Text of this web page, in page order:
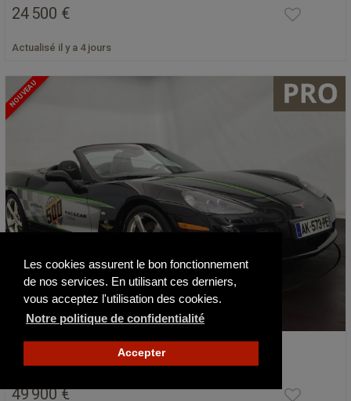
Les cookies assurent le bon fonctionnement
de nos services. En utilisant ces derniers,
vous acceptez l'utilisation des cookies.
Notre politique de confidentialité
Accepter
24 500 €
Actualisé il y a 4 jours
NOUVEAU
Chevrolet Corvette C6 Cabriolet Indy 500…
49 900 €